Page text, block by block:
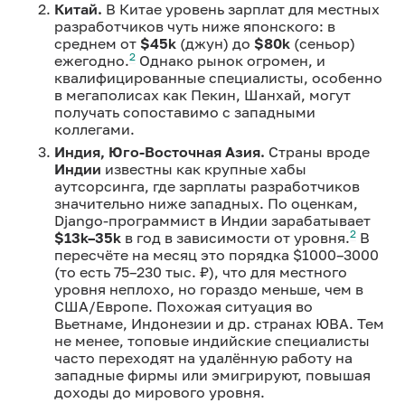
Китай. В Китае уровень зарплат для местных
разработчиков чуть ниже японского: в
среднем от $45k (джун) до $80k (сеньор)
ежегодно.2 Однако рынок огромен, и
квалифицированные специалисты, особенно
в мегаполисах как Пекин, Шанхай, могут
получать сопоставимо с западными
коллегами.
Индия, Юго-Восточная Азия. Страны вроде
Индии известны как крупные хабы
аутсорсинга, где зарплаты разработчиков
значительно ниже западных. По оценкам,
Django-программист в Индии зарабатывает
$13k–35k в год в зависимости от уровня.2 В
пересчёте на месяц это порядка $1000–3000
(то есть 75–230 тыс. ₽), что для местного
уровня неплохо, но гораздо меньше, чем в
США/Европе. Похожая ситуация во
Вьетнаме, Индонезии и др. странах ЮВА. Тем
не менее, топовые индийские специалисты
часто переходят на удалённую работу на
западные фирмы или эмигрируют, повышая
доходы до мирового уровня.